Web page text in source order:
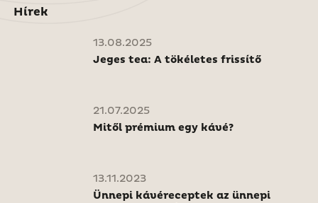
Hírek
13.08.2025
Jeges tea: A tökéletes frissítő
21.07.2025
Mitől prémium egy kávé?
13.11.2023
Ünnepi kávéreceptek az ünnepi